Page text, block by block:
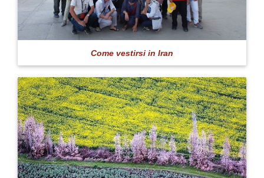
Come vestirsi in Iran